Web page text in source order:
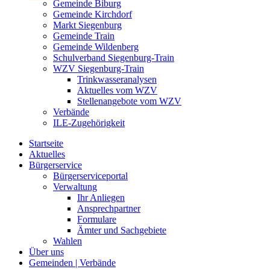
Gemeinde Biburg
Gemeinde Kirchdorf
Markt Siegenburg
Gemeinde Train
Gemeinde Wildenberg
Schulverband Siegenburg-Train
WZV Siegenburg-Train
Trinkwasseranalysen
Aktuelles vom WZV
Stellenangebote vom WZV
Verbände
ILE-Zugehörigkeit
Startseite
Aktuelles
Bürgerservice
Bürgerserviceportal
Verwaltung
Ihr Anliegen
Ansprechpartner
Formulare
Ämter und Sachgebiete
Wahlen
Über uns
Gemeinden | Verbände